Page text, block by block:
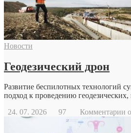
Новости
Геодезический дрон
Развитие беспилотных технологий
подход к проведению геодезических,
24. 07. 2026
97 Комментарии к